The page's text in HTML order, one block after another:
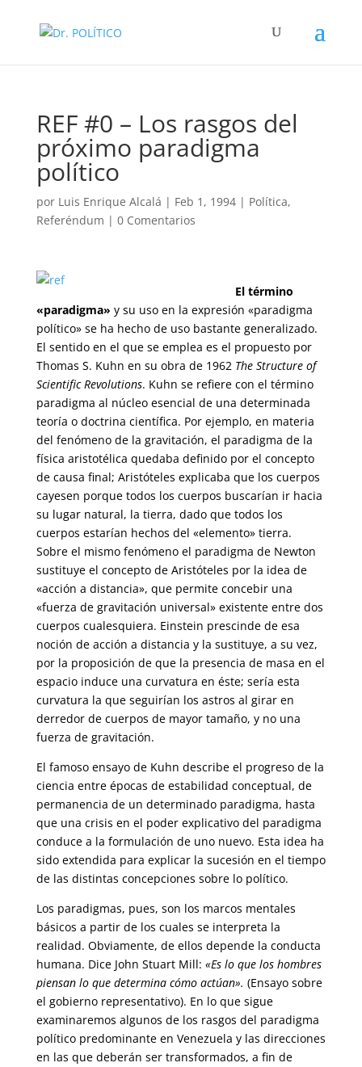
REF #0 – Los rasgos del
próximo paradigma
político
por Luis Enrique Alcalá | Feb 1, 1994| Política,
Referéndum | 0 Comentarios
El término
«paradigma» y su uso en la expresión «paradigma
político» se ha hecho de uso bastante generalizado.
El sentido en el que se emplea es el propuesto por
Thomas S. Kuhn en su obra de 1962 The Structure of
Scientific Revolutions. Kuhn se refiere con el término
paradigma al núcleo esencial de una determinada
teoría o doctrina científica. Por ejemplo, en materia
del fenómeno de la gravitación, el paradigma de la
física aristotélica quedaba definido por el concepto
de causa final; Aristóteles explicaba que los cuerpos
cayesen porque todos los cuerpos buscarían ir hacia
su lugar natural, la tierra, dado que todos los
cuerpos estarían hechos del «elemento» tierra.
Sobre el mismo fenómeno el paradigma de Newton
sustituye el concepto de Aristóteles por la idea de
«acción a distancia», que permite concebir una
«fuerza de gravitación universal» existente entre dos
cuerpos cualesquiera. Einstein prescinde de esa
noción de acción a distancia y la sustituye, a su vez,
por la proposición de que la presencia de masa en el
espacio induce una curvatura en éste; sería esta
curvatura la que seguirían los astros al girar en
derredor de cuerpos de mayor tamaño, y no una
fuerza de gravitación.
El famoso ensayo de Kuhn describe el progreso de la
ciencia entre épocas de estabilidad conceptual, de
permanencia de un determinado paradigma, hasta
que una crisis en el poder explicativo del paradigma
conduce a la formulación de uno nuevo. Esta idea ha
sido extendida para explicar la sucesión en el tiempo
de las distintas concepciones sobre lo político.
Los paradigmas, pues, son los marcos mentales
básicos a partir de los cuales se interpreta la
realidad. Obviamente, de ellos depende la conducta
humana. Dice John Stuart Mill: «Es lo que los hombres
piensan lo que determina cómo actúan». (Ensayo sobre
el gobierno representativo). En lo que sigue
examinaremos algunos de los rasgos del paradigma
político predominante en Venezuela y las direcciones
en las que deberán ser transformados, a fin de